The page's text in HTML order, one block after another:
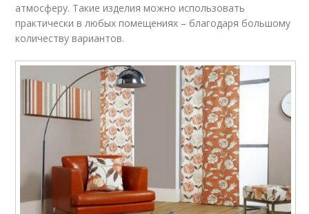
атмосферу. Такие изделия можно использовать
практически в любых помещениях – благодаря большому
количеству вариантов.